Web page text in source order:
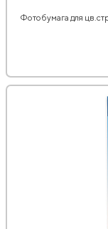
Фотобумага для